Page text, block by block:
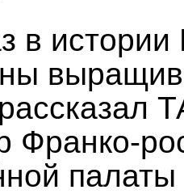
в истории
Франко-